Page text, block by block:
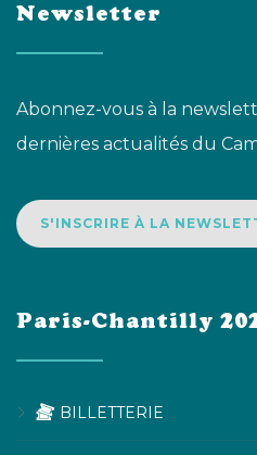
Newsletter
Abonnez-vous à la
dernières actualités du
S'INSCRIRE À LA
Paris-Chantilly
BILLETTERIE